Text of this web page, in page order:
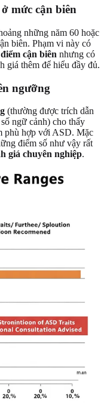
mức cận biên
những năm 60 hoặc
biên. Phạm vi này có
cận biên nhưng có
giá thêm để hiểu đầy đủ.
ngưỡng
(thường được trích dẫn
ngữ cảnh) cho thấy
phù hợp với ASD. Mặc
điểm số như vậy rất
giá chuyên nghiệp.